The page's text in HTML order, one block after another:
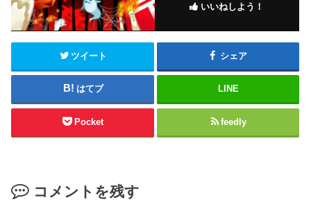
いいねしよう！
ツイート シェア
はてブ LINE
Pocket feedly
コメントを残す